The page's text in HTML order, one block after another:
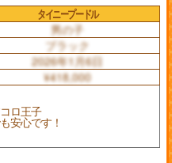
タイニープードル
男の子
ブラック
2026年1月6日
¥418,000
ロ王子
安心です！